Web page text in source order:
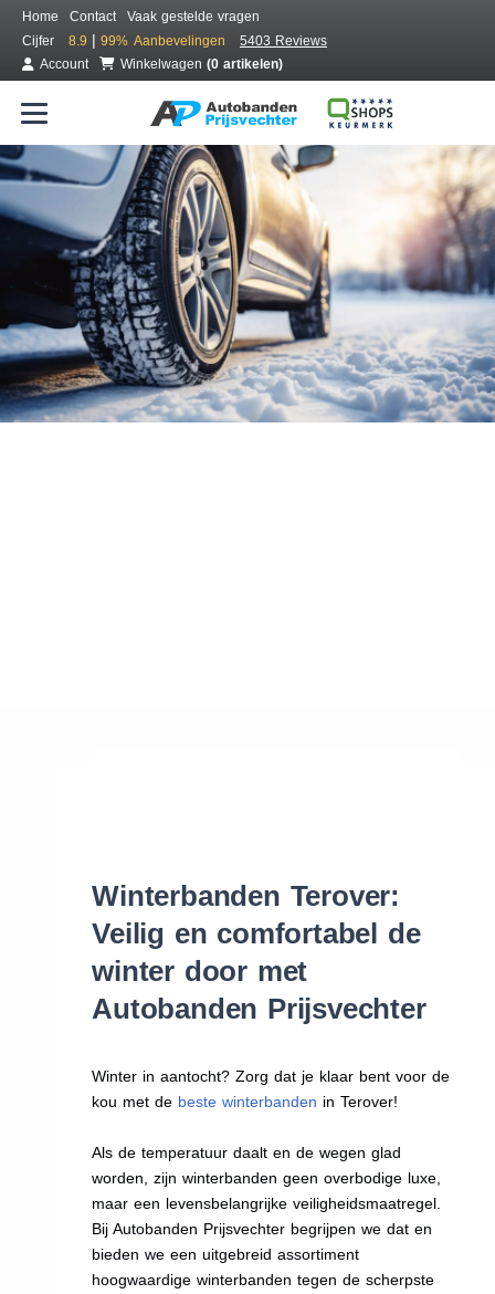
Home Contact
Vaak gestelde vragen
Cijfer
8.9 | 99% Aanbevelingen
5403 Reviews
Account
Winkelwagen (0 artikelen)
Bestel voordelig winterbanden
Gratis bezorgd of montage bij jou in de buurt
Seizoen:
Merken:
Winterbanden Terover:
Veilig en comfortabel de
winter door met
Autobanden Prijsvechter
Winter in aantocht? Zorg dat je klaar bent voor de
kou met de beste winterbanden in Terover!
Als de temperatuur daalt en de wegen glad
worden, zijn winterbanden geen overbodige luxe,
maar een levensbelangrijke veiligheidsmaatregel.
Bij Autobanden Prijsvechter begrijpen we dat en
bieden we een uitgebreid assortiment
hoogwaardige winterbanden tegen de scherpste